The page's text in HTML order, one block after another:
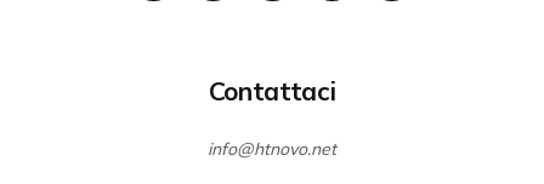
Contattaci
info@htnovo.net